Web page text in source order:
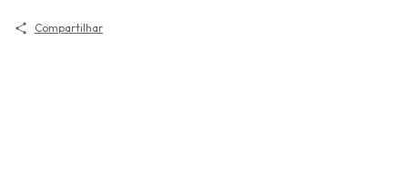
Compartilhar